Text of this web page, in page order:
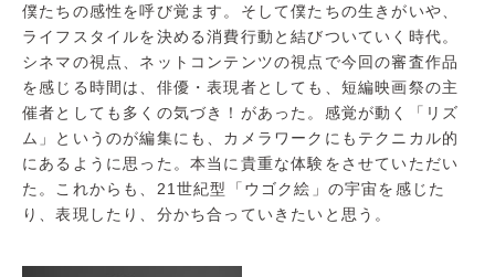
僕たちの感性を呼び覚ます。そして僕たちの生きがいや、
ライフスタイルを決める消費行動と結びついていく時代。
シネマの視点、ネットコンテンツの視点で今回の審査作品
を感じる時間は、俳優・表現者としても、短編映画祭の主
催者としても多くの気づき！があった。感覚が動く「リズ
ム」というのが編集にも、カメラワークにもテクニカル的
にあるように思った。本当に貴重な体験をさせていただい
た。これからも、21世紀型「ウゴク絵」の宇宙を感じた
り、表現したり、分かち合っていきたいと思う。